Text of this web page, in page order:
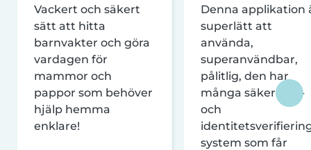
Vackert och säkert
sätt att hitta
barnvakter och göra
vardagen för
mammor och
pappor som behöver
hjälp hemma
enklare!
Denna applikation
superlätt att
använda,
superanvändbar,
pålitlig, den har
många säkerhets-
och
system som får